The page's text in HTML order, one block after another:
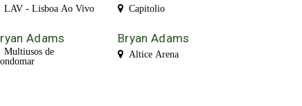
LAV - Lisboa Ao Vivo Capitolio
Adams
Multiusos de
Bryan Adams
Altice Arena